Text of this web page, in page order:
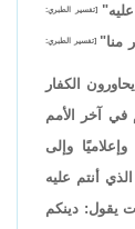
[تفسير الطبري:
منا" [تفسير الطبري:
الكفار
في آخر الأمم
وإلى
أنتم عليه
يقول: دينكم